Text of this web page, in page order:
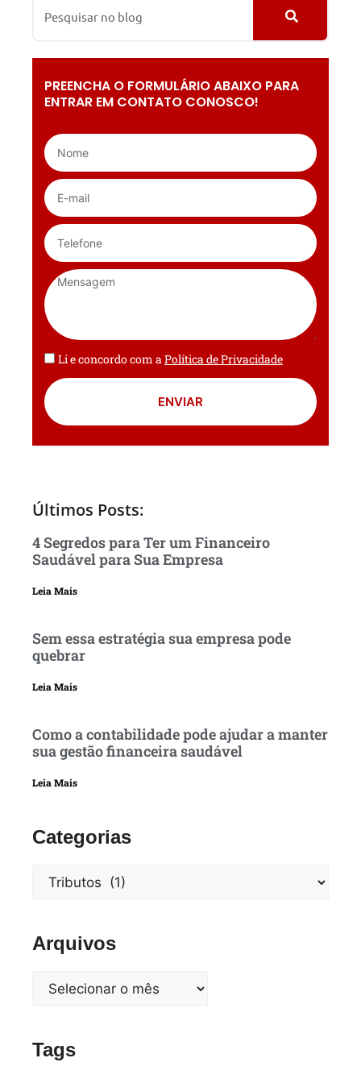
PREENCHA O FORMULÁRIO ABAIXO PARA
ENTRAR EM CONTATO CONOSCO!
Li e concordo com aPolítica de Privacidade
ENVIAR
Últimos Posts:
4 Segredos para Ter um Financeiro
Saudável para Sua Empresa
Leia Mais
Sem essa estratégia sua empresa pode
quebrar
Leia Mais
Como a contabilidade pode ajudar a manter
sua gestão financeira saudável
Leia Mais
Categorias
Arquivos
Tags